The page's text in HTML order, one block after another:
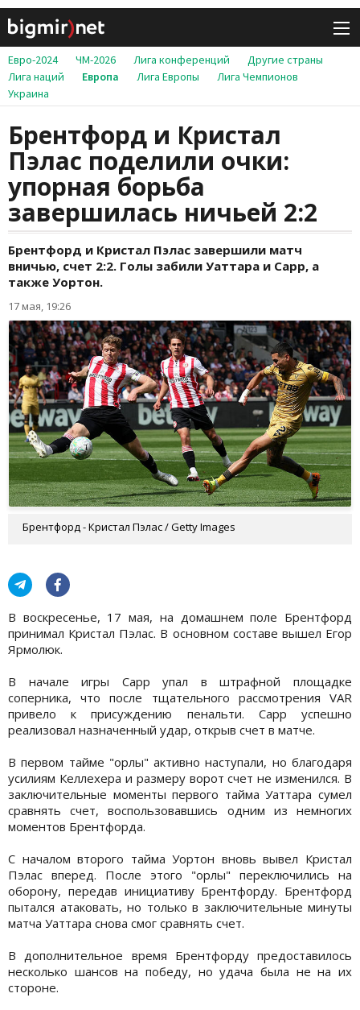
Евро-2024 ЧМ-2026 Лига конференций
Другие страны
Лига наций
Европа Лига Европы
Лига Чемпионов
Украина
Брентфорд и Кристал
Пэлас поделили очки:
упорная борьба
завершилась ничьей 2:2
Брентфорд и Кристал Пэлас завершили матч
вничью, счет 2:2. Голы забили Уаттара и Сарр, а
также Уортон.
17 мая, 19:26
Брентфорд - Кристал Пэлас / Getty Images
В воскресенье, 17 мая, на домашнем поле Брентфорд
принимал Кристал Пэлас. В основном составе вышел Егор
Ярмолюк.
В начале игры Сарр упал в штрафной площадке
соперника, что после тщательного рассмотрения VAR
привело к присуждению пенальти. Сарр успешно
реализовал назначенный удар, открыв счет в матче.
В первом тайме "орлы" активно наступали, но благодаря
усилиям Келлехера и размеру ворот счет не изменился. В
заключительные моменты первого тайма Уаттара сумел
сравнять счет, воспользовавшись одним из немногих
моментов Брентфорда.
С началом второго тайма Уортон вновь вывел Кристал
Пэлас вперед. После этого "орлы" переключились на
оборону, передав инициативу Брентфорду. Брентфорд
пытался атаковать, но только в заключительные минуты
матча Уаттара снова смог сравнять счет.
В дополнительное время Брентфорду предоставилось
несколько шансов на победу, но удача была не на их
стороне.